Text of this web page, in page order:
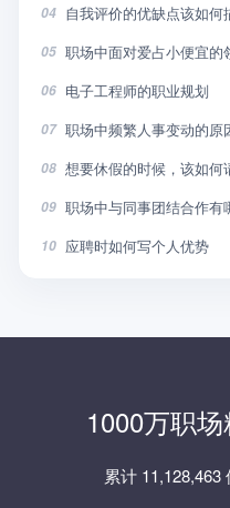
04 自我评价的优缺点该如何
05 职场中面对爱占小便宜的
06 电子工程师的职业规划
07 职场中频繁人事变动的原
08 想要休假的时候，该如何
09 职场中与同事团结合作有
10 应聘时如何写个人优势
1000万职
累计